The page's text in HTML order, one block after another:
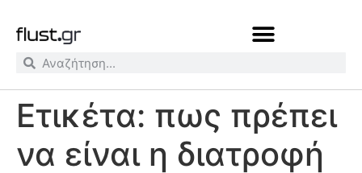
Ετικέτα: πως πρέπει
να είναι η διατροφή